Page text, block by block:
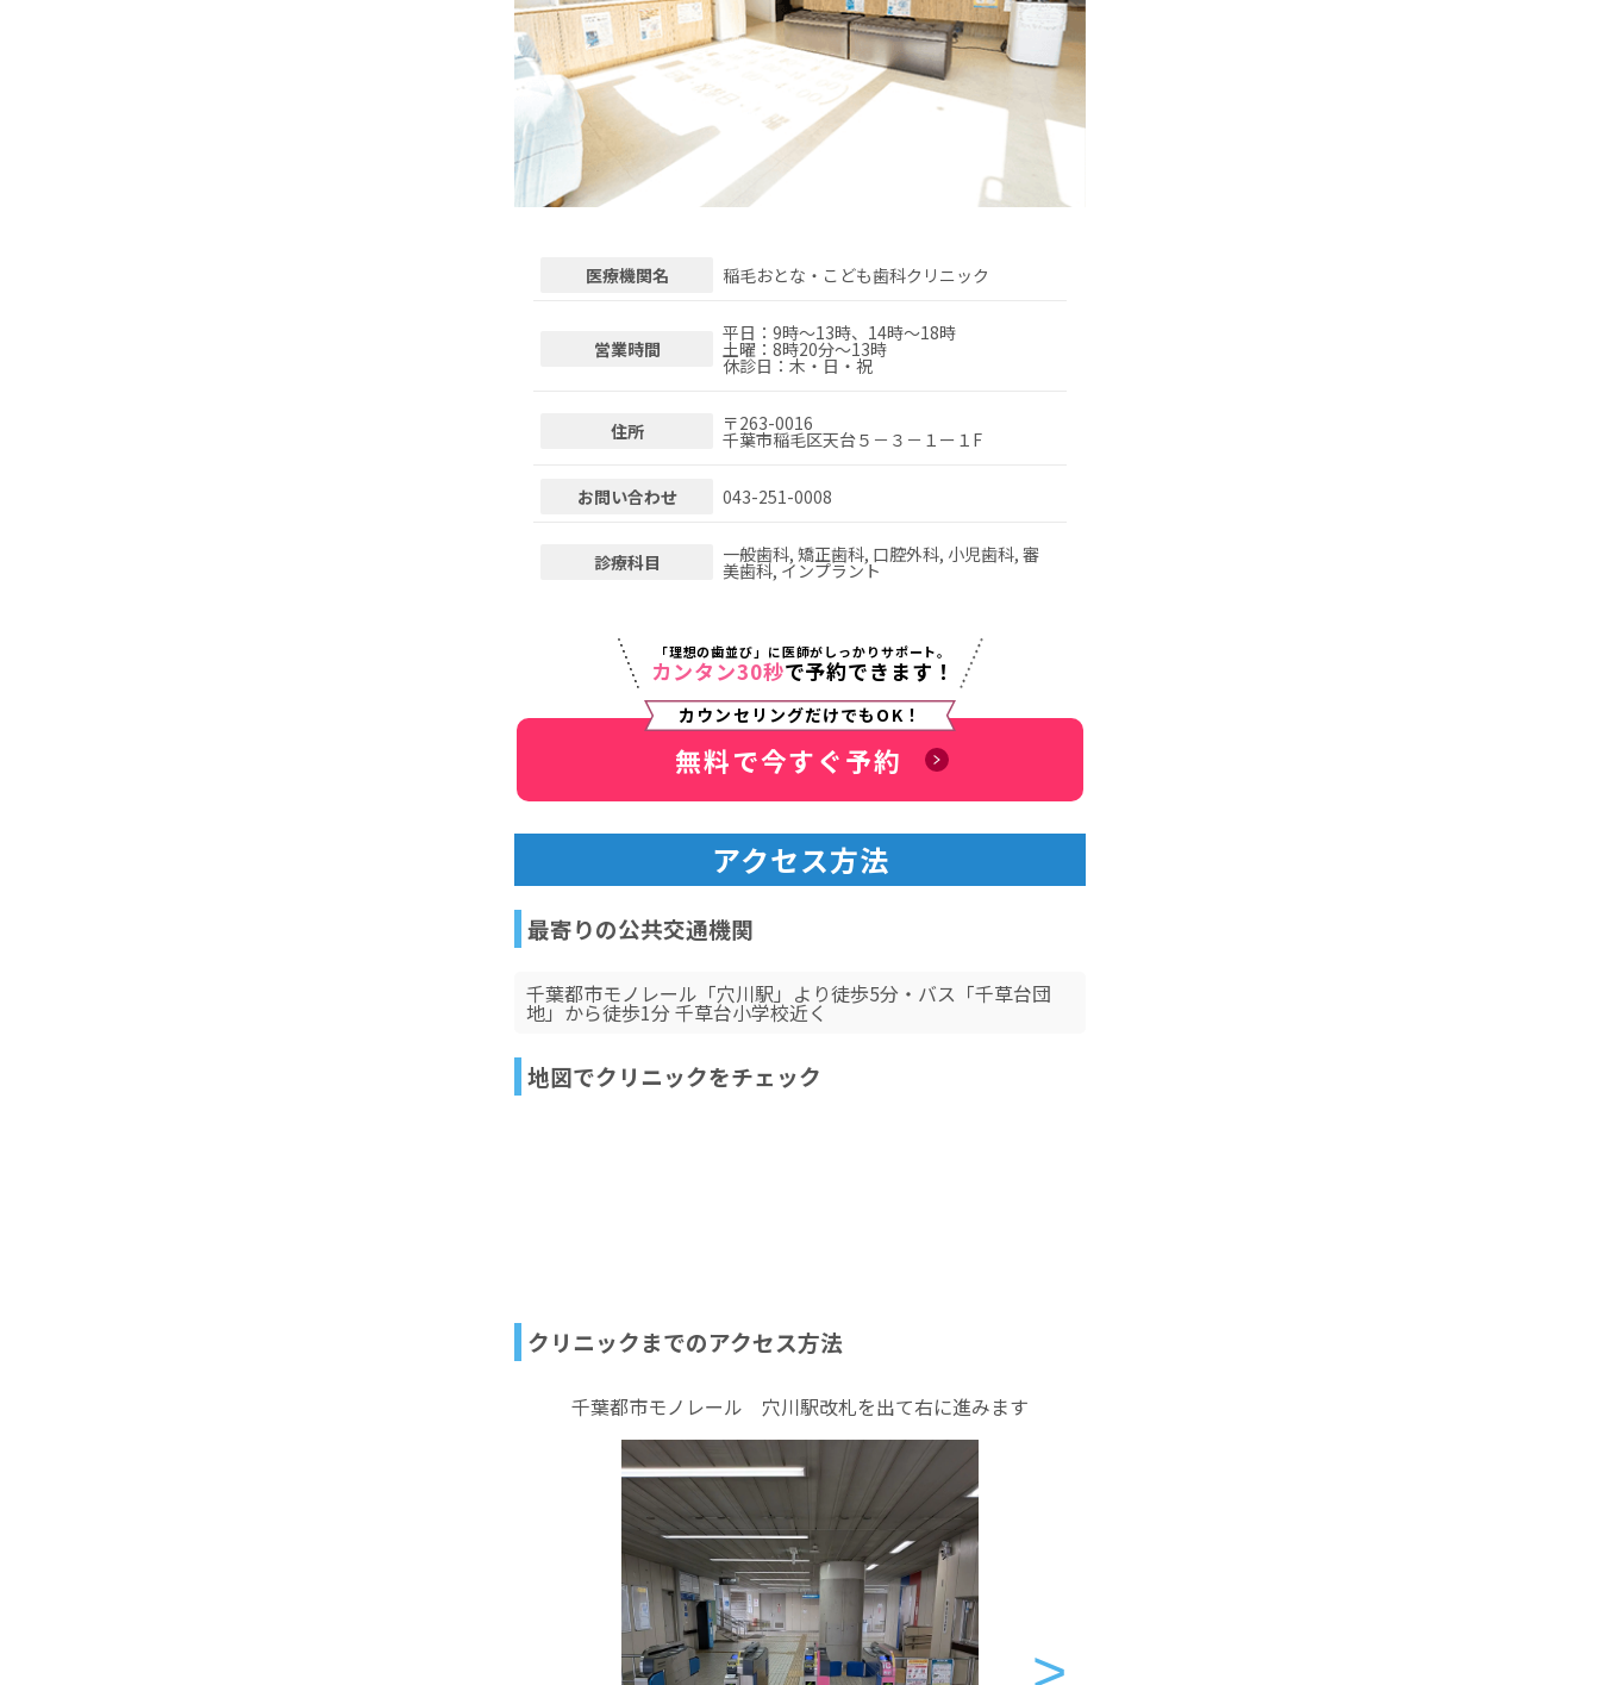
医療機関名 稲毛おとな・こども歯科クリニック
営業時間
平日：9時～13時、14時～18時
土曜：8時20分～13時
休診日：木・日・祝
住所 〒263-0016
千葉市稲毛区天台５－３－１ー１F
お問い合わせ 043-251-0008
診療科目 一般歯科, 矯正歯科, 口腔外科, 小児歯科, 審
美歯科, インプラント
「理想の歯並び」に医師がしっかりサポート。
カンタン30秒で予約できます！
カウンセリングだけでもOK！
無料で今すぐ予約
アクセス方法
最寄りの公共交通機関
千葉都市モノレール「穴川駅」より徒歩5分・バス「千草台団
地」から徒歩1分 千草台小学校近く
地図でクリニックをチェック
クリニックまでのアクセス方法
千葉都市モノレール 穴川駅改札を出て右に進みます